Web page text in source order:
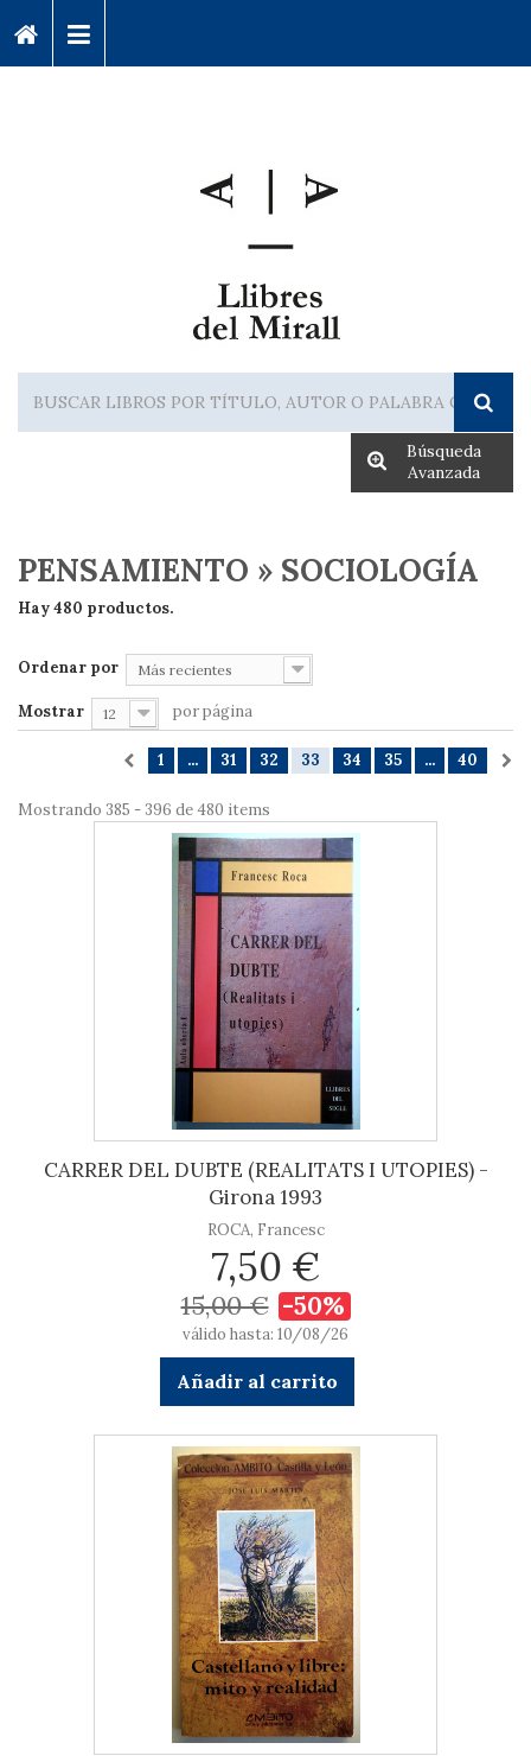
Búsqueda
Avanzada
PENSAMIENTO » SOCIOLOGÍA
Hay 480 productos.
Ordenar por Más recientes
Mostrar 12 por página
1 ... 31 32 33 34 35 ... 40
Mostrando 385 - 396 de 480 items
CARRER DEL DUBTE (REALITATS I UTOPIES) -
Girona 1993
ROCA, Francesc
7,50 €
15,00 € -50%
válido hasta: 10/08/26
Añadir al carrito